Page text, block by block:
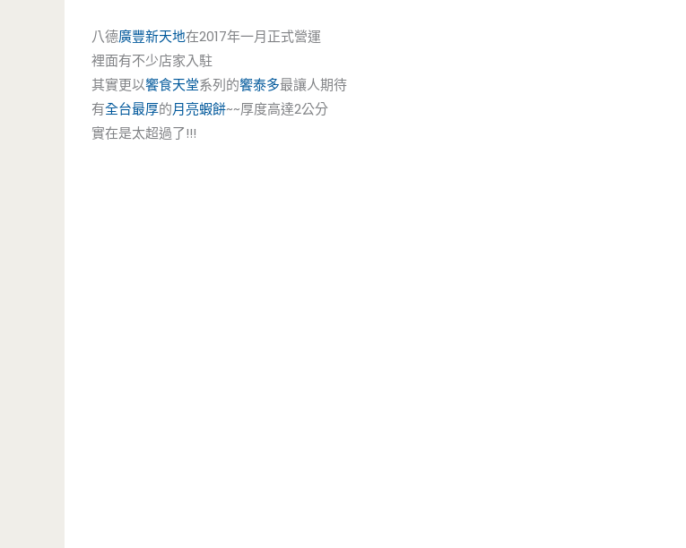
八德廣豐新天地在2017年一月正式營運
裡面有不少店家入駐
其實更以饗食天堂系列的饗泰多最讓人期待
有全台最厚的月亮蝦餅~~厚度高達2公分
實在是太超過了!!!